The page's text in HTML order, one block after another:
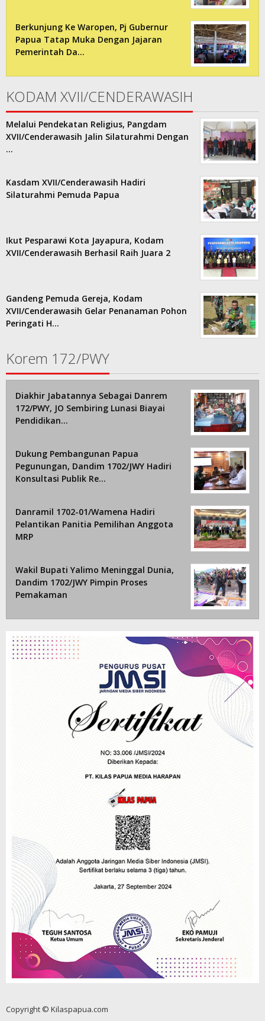
Berkunjung Ke Waropen, Pj Gubernur
Papua Tatap Muka Dengan Jajaran
Pemerintah Da…
KODAM XVII/CENDERAWASIH
Melalui Pendekatan Religius, Pangdam
XVII/Cenderawasih Jalin Silaturahmi Dengan
…
Kasdam XVII/Cenderawasih Hadiri
Silaturahmi Pemuda Papua
Ikut Pesparawi Kota Jayapura, Kodam
XVII/Cenderawasih Berhasil Raih Juara 2
Gandeng Pemuda Gereja, Kodam
XVII/Cenderawasih Gelar Penanaman Pohon
Peringati H…
Korem 172/PWY
Diakhir Jabatannya Sebagai Danrem
172/PWY, JO Sembiring Lunasi Biayai
Pendidikan…
Dukung Pembangunan Papua
Pegunungan, Dandim 1702/JWY Hadiri
Konsultasi Publik Re…
Danramil 1702-01/Wamena Hadiri
Pelantikan Panitia Pemilihan Anggota
MRP
Wakil Bupati Yalimo Meninggal Dunia,
Dandim 1702/JWY Pimpin Proses
Pemakaman
Copyright © Kilaspapua.com